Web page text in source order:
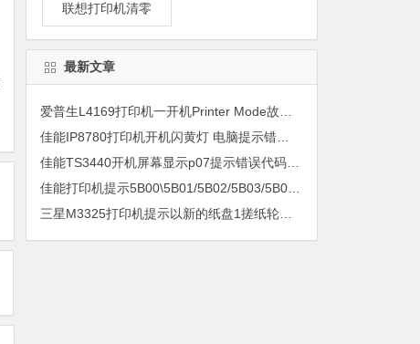
联想打印机清零
最新文章
佳能IP8780打印机开机闪黄灯 电脑提示错误5B00快速解决方案清零
佳能TS3440开机屏幕显示p07提示错误代码5B00快速解决方案 清零
佳能打印机提示5B00\5B01/5B02/5B03/5B04/5B11/5B12/5B13/5B14/1700/1702/1703/1704
三星M3325打印机提示以新的纸盘1搓纸轮进行更换